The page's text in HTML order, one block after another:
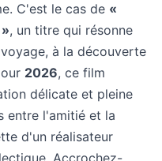
C'est le cas de «
, un titre qui résonne
à la découverte
2026, ce film
délicate et pleine
entre l'amitié et la
d'un réalisateur
Accrochez-